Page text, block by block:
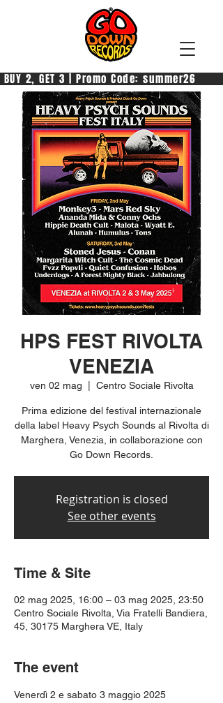
BUY 2, GET 3 | Promo Code: summer26
HPS FEST RIVOLTA
VENEZIA
ven 02 mag Centro Sociale Rivolta
Prima edizione del festival internazionale
della label Heavy Psych Sounds al Rivolta di
Marghera, Venezia, in collaborazione con
Go Down Records.
Registration is closed
See other events
Time & Site
02 mag 2025, 16:00 – 03 mag 2025, 23:50
Centro Sociale Rivolta, Via Fratelli Bandiera,
45, 30175 Marghera VE, Italy
The event
Venerdì 2 e sabato 3 maggio 2025